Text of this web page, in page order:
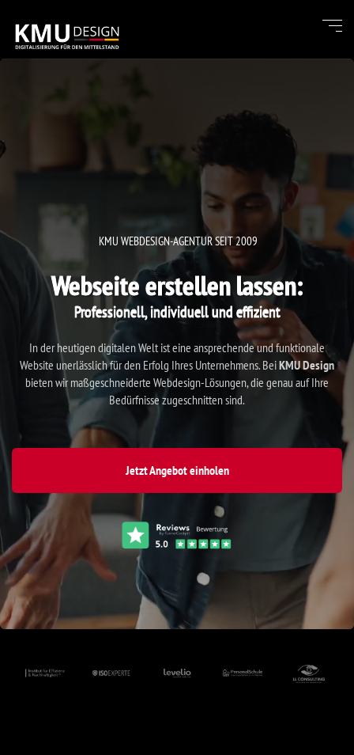
KMU WEBDESIGN-AGENTUR SEIT 2009
Webseite erstellen lassen:
Professionell, individuell und effizient
In der heutigen digitalen Welt ist eine ansprechende und funktionale
Website unerlässlich für den Erfolg Ihres Unternehmens. BeiKMU Design
bieten wir maßgeschneiderte Webdesign-Lösungen, die genau auf Ihre
Bedürfnisse zugeschnitten sind.
Jetzt Angebot einholen